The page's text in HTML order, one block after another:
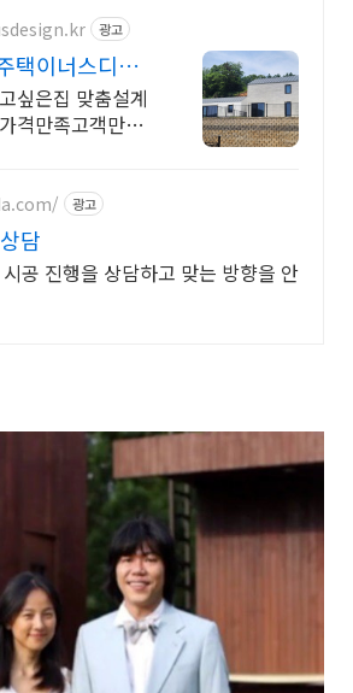
광고
택이너스디자
싶은집 맞춤설계
격만족고객만족
광고
담
공 진행을 상담하고 맞는 방향을 안